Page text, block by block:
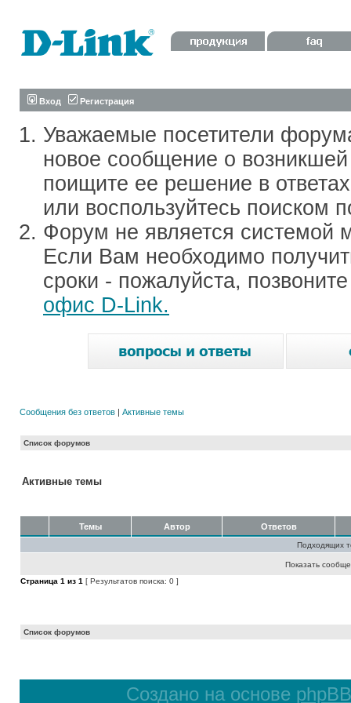
Вход Регистрация
Уважаемые посетители
новое сообщение о
поищите ее решение в
или воспользуйтесь поиском
Форум не является системой
Если Вам необходимо
сроки - пожалуйста,
офис D-Link.
Сообщения без ответов | Активные темы
Список форумов
Активные темы
Темы Автор Ответов
Подходящих
Показать
Страница 1 из 1 [ Результатов поиска: 0 ]
Список форумов
Создано на основе phpBB